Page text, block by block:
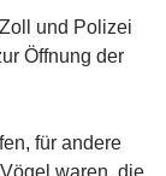
und Polizei
Öffnung der
für andere